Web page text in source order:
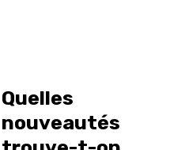
Quelles
nouveautés